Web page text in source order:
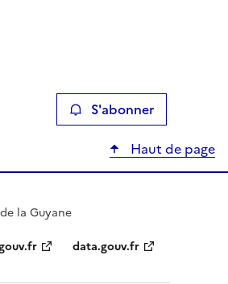
S'abonner
Haut de page
la Guyane
data.gouv.fr